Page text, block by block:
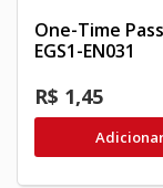
One-Time
EGS1-EN031
R$ 1,45